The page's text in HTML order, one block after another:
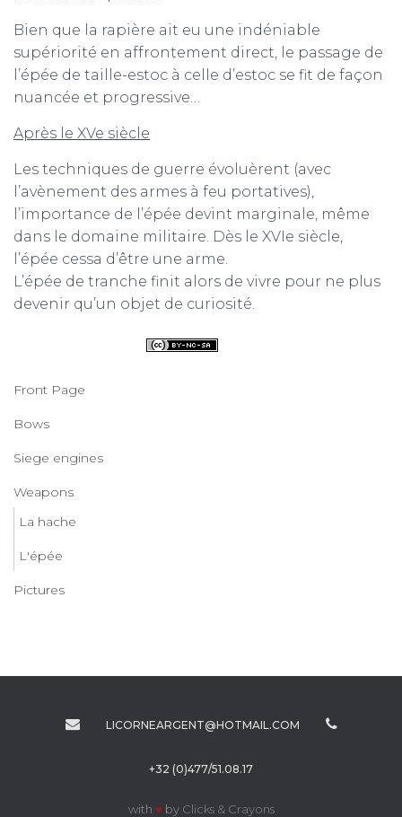
Bien que la rapière ait eu une indéniable
supériorité en affrontement direct, le passage de
l’épée de taille-estoc à celle d’estoc se fit de façon
nuancée et progressive…
Après le XVe siècle
Les techniques de guerre évoluèrent (avec
l’avènement des armes à feu portatives),
l’importance de l’épée devint marginale, même
dans le domaine militaire. Dès le XVIe siècle,
l’épée cessa d’être une arme.
L’épée de tranche finit alors de vivre pour ne plus
devenir qu’un objet de curiosité.
Front Page
Bows
Siege engines
Weapons
La hache
L'épée
Pictures
LICORNEARGENT@HOTMAIL.COM
+32 (0)477/51.08.17
with ♥ by Clicks & Crayons